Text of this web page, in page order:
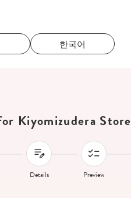
한국어
Kiyomizudera Store
Details Preview